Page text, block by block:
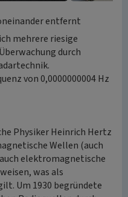
entfernt
mehrere riesige
durch
von 0,0000000004 Hz
Physiker Heinrich Hertz
Wellen (auch
elektromagnetische
was als
Um 1930 begründete